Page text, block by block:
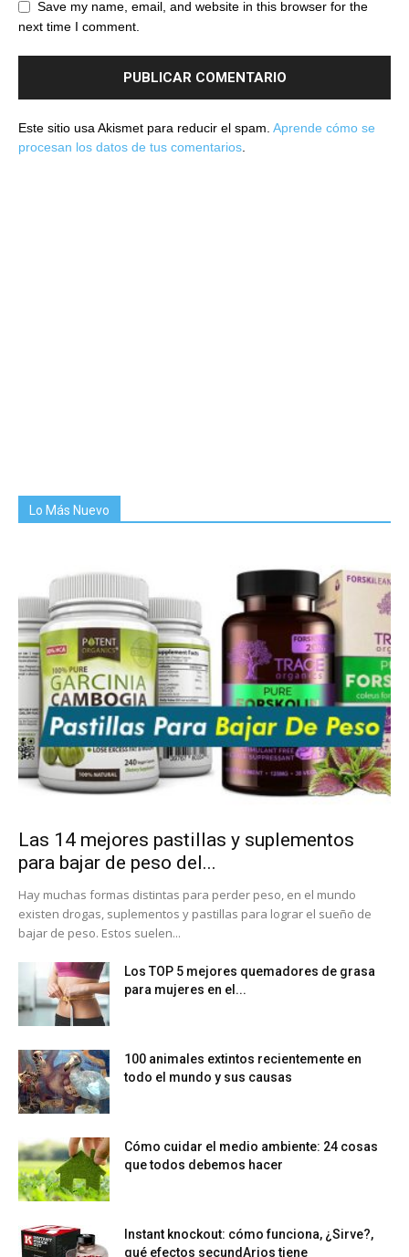
Save my name, email, and website in this browser for the
next time I comment.
Este sitio usa Akismet para reducir el spam. Aprende cómo se
procesan los datos de tus comentarios
Lo Más Nuevo
Las 14 mejores pastillas y suplementos
para bajar de peso del...
Hay muchas formas distintas para perder peso, en el mundo
existen drogas, suplementos y pastillas para lograr el sueño de
bajar de peso. Estos suelen...
Los TOP 5 mejores quemadores de grasa
para mujeres en el...
100 animales extintos recientemente en
todo el mundo y sus causas
Cómo cuidar el medio ambiente: 24 cosas
que todos debemos hacer
Instant knockout: cómo funciona, ¿Sirve?,
qué efectos secundArios tiene